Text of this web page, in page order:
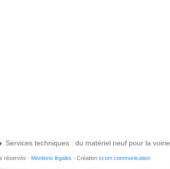
Services techniques : du matériel neuf pour la voirie
réservés - Mentions légales - Création scom communication